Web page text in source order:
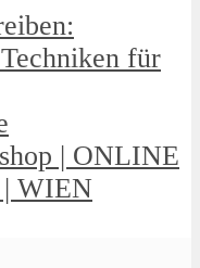
für
| ONLINE
WIEN